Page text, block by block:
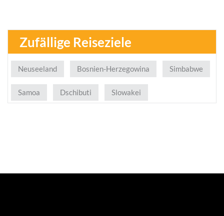
Zufällige Reiseziele
Neuseeland Bosnien-Herzegowina Simbabwe
Samoa Dschibuti Slowakei